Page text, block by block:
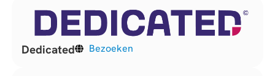
Dedicated Bezoeken